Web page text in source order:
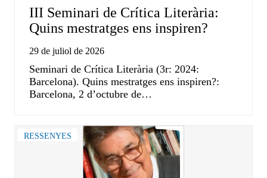
III Seminari de Crítica Literària:
Quins mestratges ens inspiren?
29 de juliol de 2026
Seminari de Crítica Literària (3r: 2024:
Barcelona). Quins mestratges ens inspiren?:
Barcelona, 2 d’octubre de…
RESSENYES